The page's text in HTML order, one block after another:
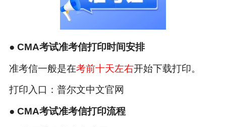
● CMA考试准考信打印时间安排
准考信一般是在考前十天左右开始下载打印。
打印入口：普尔文中文官网
● CMA考试准考信打印流程